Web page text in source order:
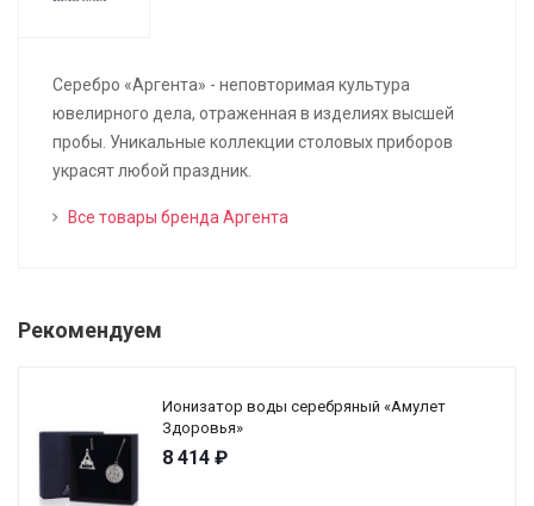
Серебро «Аргента» - неповторимая культура
ювелирного дела, отраженная в изделиях высшей
пробы. Уникальные коллекции столовых приборов
украсят любой праздник.
Все товары бренда Аргента
Рекомендуем
Ионизатор воды серебряный «Амулет
Здоровья»
8 414 ₽